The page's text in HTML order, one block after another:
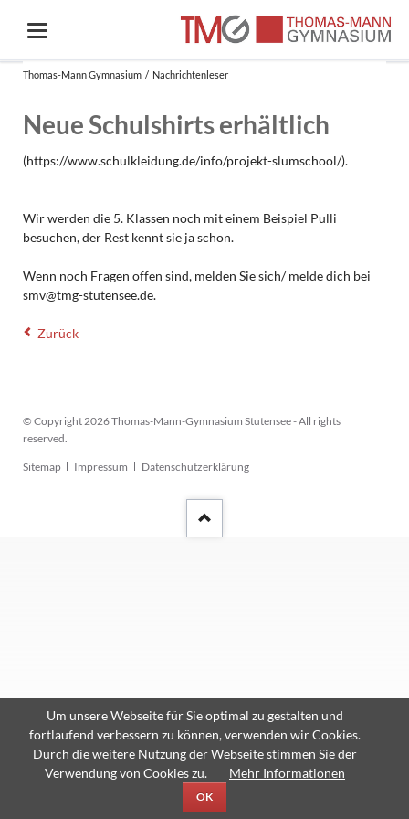
Thomas-Mann Gymnasium Nachrichtenleser
Neue Schulshirts erhältlich
(https://www.schulkleidung.de/info/projekt-slumschool/).
Wir werden die 5. Klassen noch mit einem Beispiel Pulli
besuchen, der Rest kennt sie ja schon.
Wenn noch Fragen offen sind, melden Sie sich/ melde dich bei
smv@tmg-stutensee.de.
Zurück
© Copyright 2026 Thomas-Mann-Gymnasium Stutensee - All rights
reserved.
Navigation
Sitemap Impressum Datenschutzerklärung
Um unsere Webseite für Sie optimal zu gestalten und
fortlaufend verbessern zu können, verwenden wir Cookies.
Durch die weitere Nutzung der Webseite stimmen Sie der
Verwendung von Cookies zu.
Mehr Informationen
OK